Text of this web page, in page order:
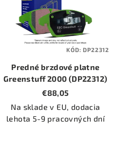
Predné brzdové platne
Greenstuff 2000 (DP22312)
€88,05
Na sklade v EU, dodacia
lehota 5-9 pracovných dní
KÓD:DP22312